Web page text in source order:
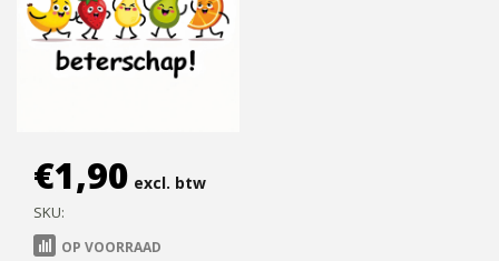
€1,90 excl. btw
SKU:
OP VOORRAAD